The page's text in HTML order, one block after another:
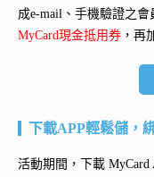
成e-mail、手機驗證之會
MyCard現金抵用券 ，再
下載APP輕鬆儲，
活動期間，下載